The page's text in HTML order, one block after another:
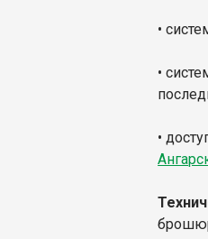
•
•
•